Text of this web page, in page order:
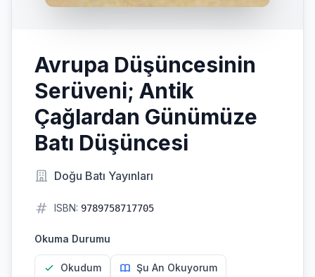
Avrupa Düşüncesinin
Serüveni; Antik
Çağlardan Günümüze
Batı Düşüncesi
Doğu Batı Yayınları
ISBN: 9789758717705
Okuma Durumu
Okudum Şu An Okuyorum